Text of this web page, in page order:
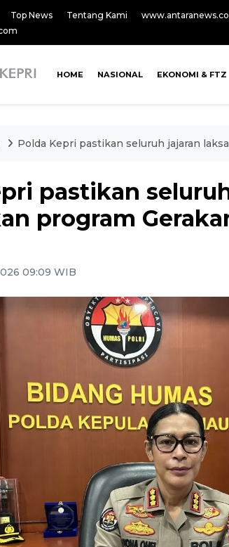
Top News Tentang Kami
HOME NASIONAL EKONOMI & FTZ
Polda Kepri pastikan seluruh jajaran
pastikan
program
09:09 WIB